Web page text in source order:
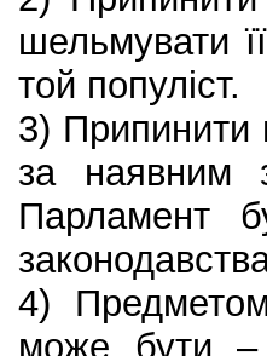
шельмувати
той популіст.
3) Припинити
за наявним
Парламент
4)
може бути –